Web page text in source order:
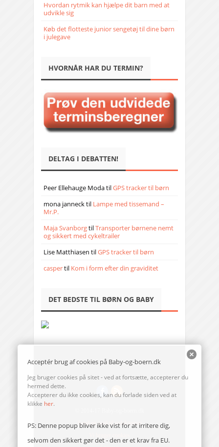
Hvordan rytmik kan hjælpe dit barn med at
udvikle sig
Køb det flotteste junior sengetøj til dine børn
i julegave
HVORNÅR HAR DU TERMIN?
DELTAG I DEBATTEN!
Peer Ellehauge ModatilGPS tracker til børn
mona jannecktil Lampe med tissemand –
Mr.P.
Maja SvanborgtilTransporter børnene nemt
og sikkert med cykeltrailer
Lise Matthiasen tilGPS tracker til børn
caspertil Kom i form efter din graviditet
DET BEDSTE TIL BØRN OG BABY
Send en mail til redaktionen
Acceptér brug af cookies på Baby-og-boern.dk
Jeg bruger cookies på sitet - ved at fortsætte, accepterer du
hermed dette.
Accepterer du ikke cookies, kan du forlade siden ved at
klikke her.
PS: Denne popup bliver ikke vist for at irritere dig,
selvom den sikkert gør det - den er et krav fra EU.